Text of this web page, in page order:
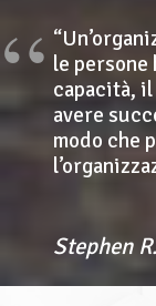
le persone
capacità,
avere
modo che
Stephen